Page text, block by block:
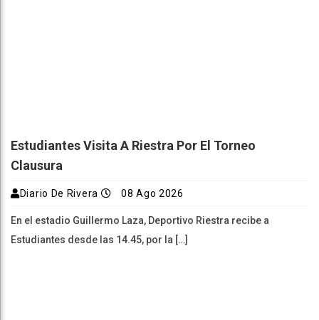
Estudiantes Visita A Riestra Por El Torneo
Clausura
Diario De Rivera 08 Ago 2026
En el estadio Guillermo Laza, Deportivo Riestra recibe a
Estudiantes desde las 14.45, por la […]